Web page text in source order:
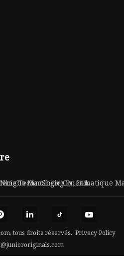
Technologie Co., Ltd.
Ningbo MaoSheng Pneumatique
tous droits réservés. Privacy Policy